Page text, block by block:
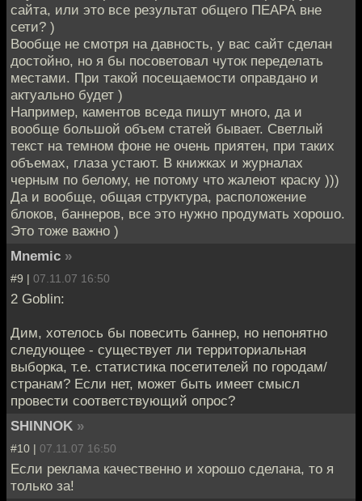
сайта, или это все результат общего ПЕАРА вне
сети? )
Вообще не смотря на давность, у вас сайт сделан
достойно, но я бы посоветовал чуток переделать
местами. При такой посещаемости оправдано и
актуально будет )
Например, каментов вседа пишут много, да и
вообще большой объем статей бывает. Светлый
текст на темном фоне не очень приятен, при таких
объемах, глаза устают. В книжках и журналах
черным по белому, не потому что жалеют краску )))
Да и вообще, общая структура, расположение
блоков, баннеров, все это нужно продумать хорошо.
Это тоже важно )
Mnemic »
#9 | 07.11.07 16:50
2 Goblin:
Дим, хотелось бы повесить баннер, но непонятно
следующее - существует ли территориальная
выборка, т.е. статистика посетителей по городам/
странам? Если нет, может быть имеет смысл
провести соответствующий опрос?
SHINNOK »
#10 | 07.11.07 16:50
Если реклама качественно и хорошо сделана, то я
только за!